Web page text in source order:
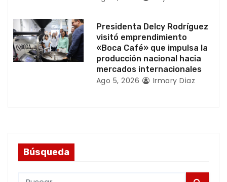
a
s
Presidenta Delcy Rodríguez
visitó emprendimiento
«Boca Café» que impulsa la
producción nacional hacia
mercados internacionales
Ago 5, 2026 Irmary Diaz
Búsqueda